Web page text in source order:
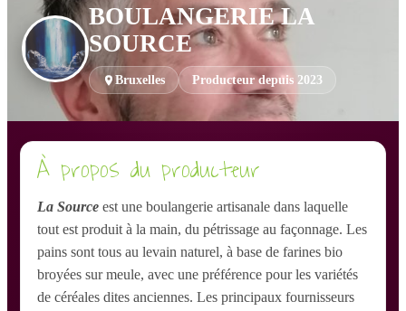
BOULANGERIE LA
SOURCE
Bruxelles Producteur depuis 2023
À propos du producteur
La Source est une boulangerie artisanale dans laquelle
tout est produit à la main, du pétrissage au façonnage. Les
pains sont tous au levain naturel, à base de farines bio
broyées sur meule, avec une préférence pour les variétés
de céréales dites anciennes. Les principaux fournisseurs